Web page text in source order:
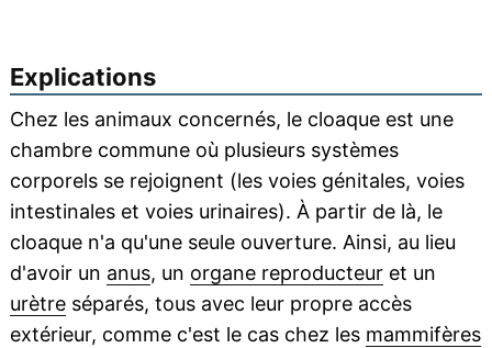
Explications
Chez les animaux concernés, le cloaque est une
chambre commune où plusieurs systèmes
corporels se rejoignent (les voies génitales, voies
intestinales et voies urinaires). À partir de là, le
cloaque n'a qu'une seule ouverture. Ainsi, au lieu
d'avoir un anus, un organe reproducteuret un
urètreséparés, tous avec leur propre accès
extérieur, comme c'est le cas chez les mammifères